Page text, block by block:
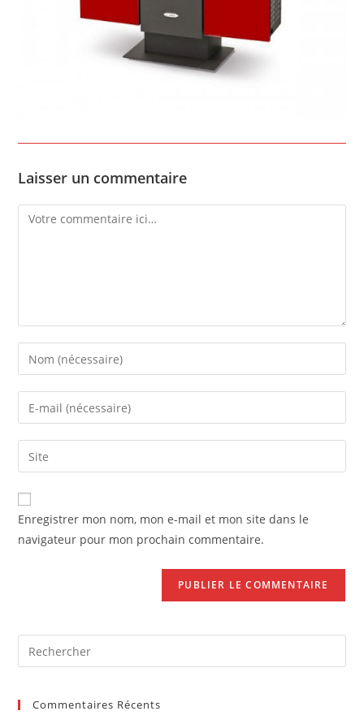
Laisser un commentaire
Comment
Enter
your
name
comment
Enter
your
email
address
comment
Saisir
l’URL
de
votre
(facultatif)
Enregistrer mon nom, mon e-mail et mon site dans le
navigateur pour mon prochain commentaire.
Commentaires Récents